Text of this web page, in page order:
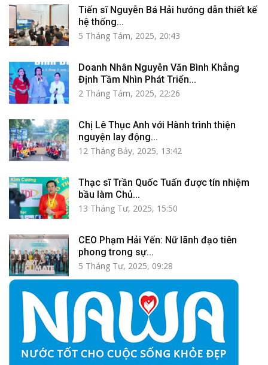
Tiến sĩ Nguyễn Bá Hải hướng dẫn thiết kế
hệ thống...
5 Tháng Tám, 2025, 20:43
Doanh Nhân Nguyễn Văn Bình Khẳng
Định Tầm Nhìn Phát Triển...
2 Tháng Tám, 2025, 22:26
Chị Lê Thục Anh với Hành trình thiện
nguyện lay động...
12 Tháng Bảy, 2025, 13:42
Thạc sĩ Trần Quốc Tuấn được tín nhiệm
bầu làm Chủ...
13 Tháng Tư, 2025, 15:50
CEO Phạm Hải Yến: Nữ lãnh đạo tiên
phong trong sự...
5 Tháng Tư, 2025, 09:28